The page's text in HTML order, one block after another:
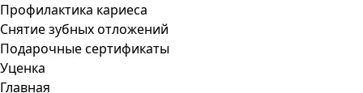
Профилактика кариеса
Снятие зубных отложений
Подарочные сертификаты
Уценка
Главная